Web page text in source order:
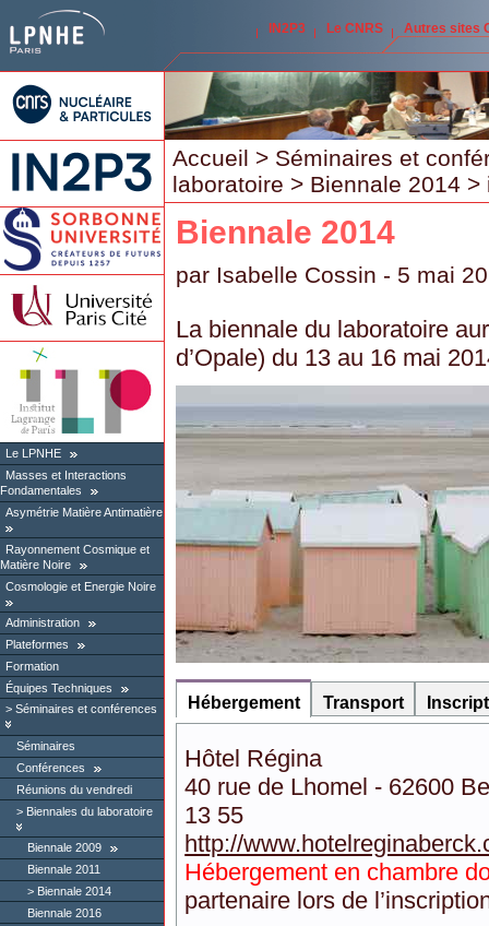
IN2P3 Le CNRS Autres sites
Le LPNHE
Masses et Interactions
Fondamentales
Asymétrie Matière Antimatière
Rayonnement Cosmique et
Matière Noire
Cosmologie et Energie Noire
Administration
Plateformes
Formation
Équipes Techniques
Séminaires et conférences
Séminaires
Conférences
Réunions du vendredi
Biennales du laboratoire
Biennale 2009
Biennale 2011
Biennale 2014
Biennale 2016
Accueil > Séminaires et
laboratoire > Biennale 2014 >
Biennale 2014
par Isabelle Cossin - 5 mai
La biennale du laboratoire
d’Opale) du 13 au 16 mai
Hébergement Transport
Hôtel Régina
40 rue de Lhomel - 62600
13 55
http://
Hébergement en chambre
partenaire lors de